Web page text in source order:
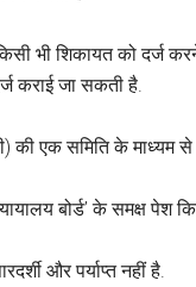
भी शिकायत को दर्ज
कराई जा सकती है.
की एक समिति के माध्यम से
बोर्ड’ के समक्ष पेश
और पर्याप्त नहीं है.